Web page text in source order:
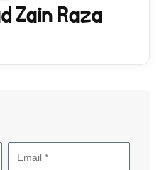
Zain Raza